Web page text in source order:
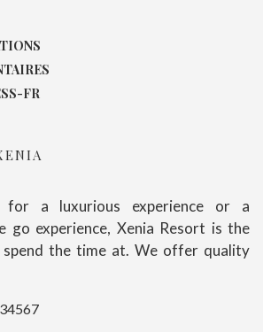
FR
a luxurious experience or a
go experience, Xenia Resort is the
the time at. We offer quality